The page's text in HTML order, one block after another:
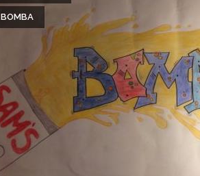
BOMBA